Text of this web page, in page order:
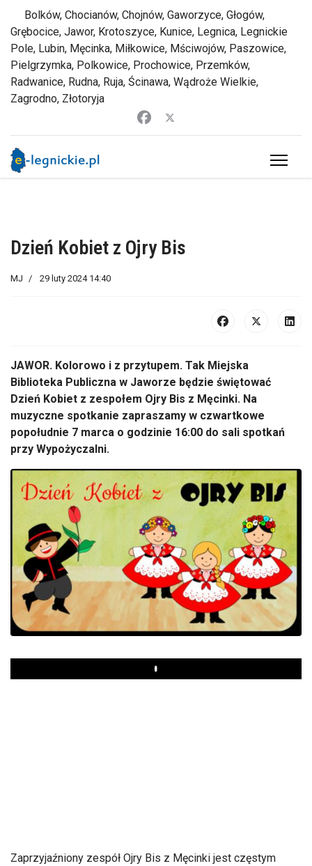
Bolków, Chocianów, Chojnów, Gaworzyce, Głogów,
Grębocice, Jawor, Krotoszyce, Kunice, Legnica, Legnickie
Pole, Lubin, Męcinka, Miłkowice, Mściwojów, Paszowice,
Pielgrzymka, Polkowice, Prochowice, Przemków,
Radwanice, Rudna, Ruja, Ścinawa, Wądroże Wielkie,
Zagrodno, Złotoryja
Dzień Kobiet z Ojry Bis
MJ 29 luty 2024 14:40
JAWOR. Kolorowo i z przytupem. Tak Miejska
Biblioteka Publiczna w Jaworze będzie świętować
Dzień Kobiet z zespołem Ojry Bis z Męcinki. Na
muzyczne spotkanie zapraszamy w czwartkowe
popołudnie 7 marca o godzinie 16:00 do sali spotkań
przy Wypożyczalni.
Play
Zaprzyjaźniony zespół Ojry Bis z Męcinki jest częstym